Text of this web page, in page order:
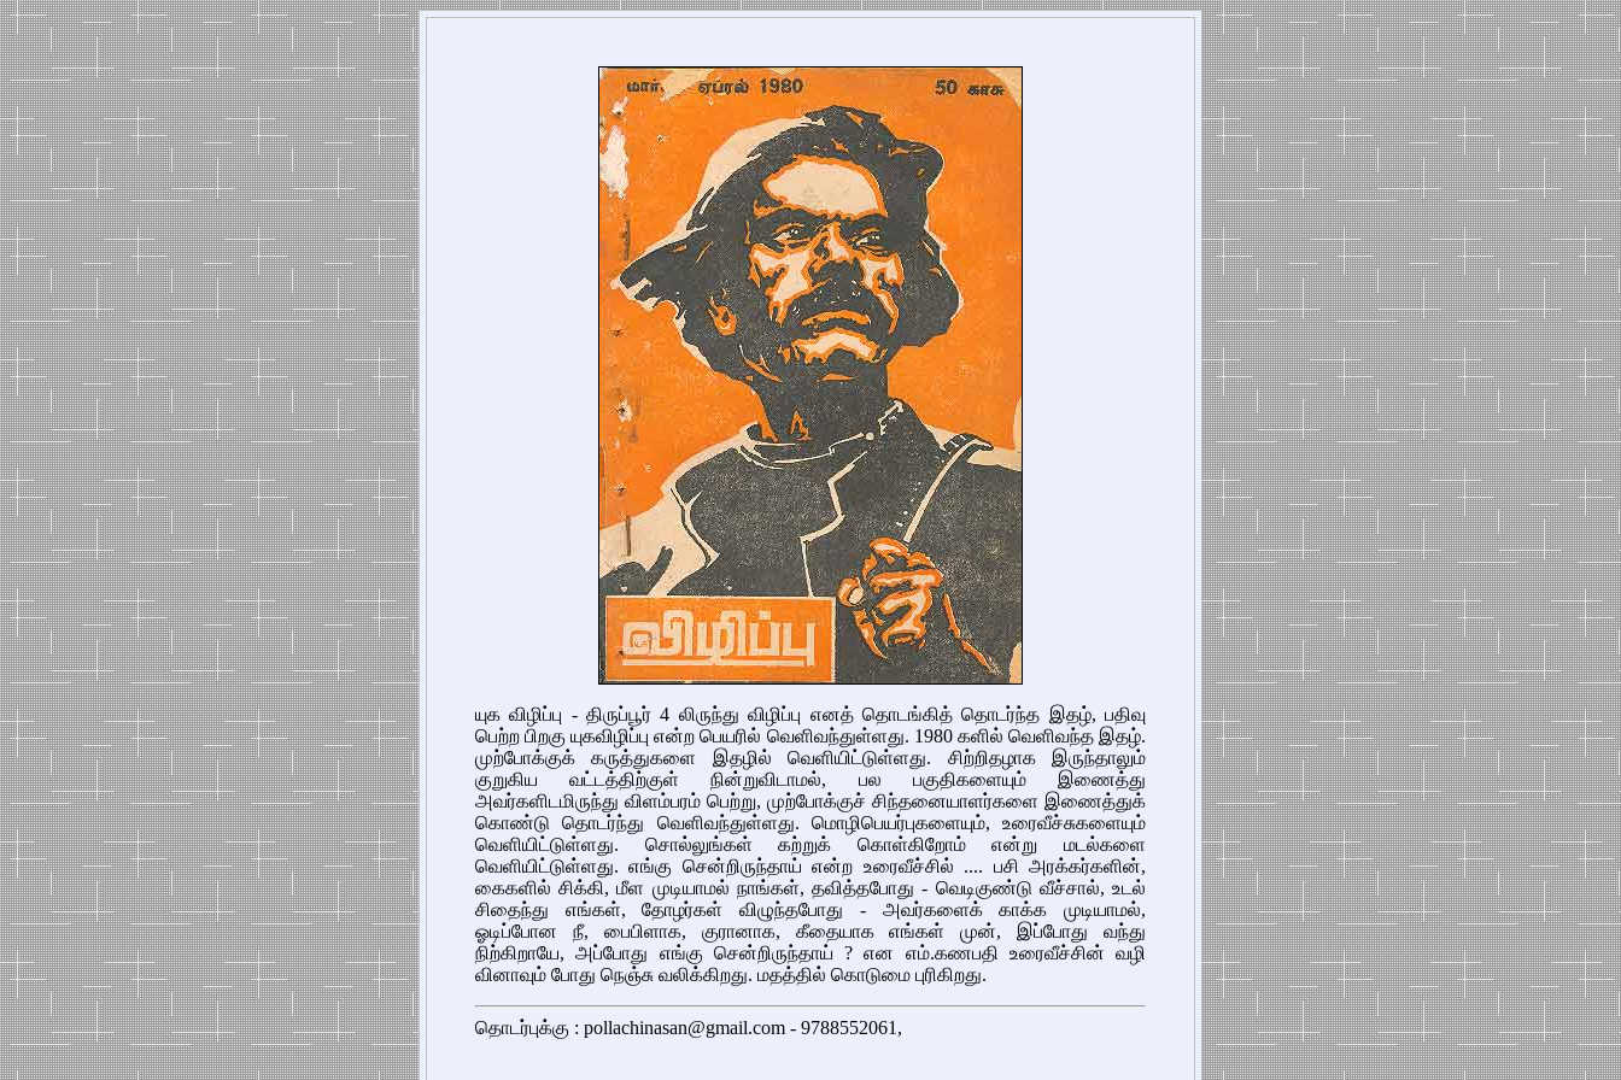
யுக விழிப்பு - திருப்பூர் 4 லிருந்து விழிப்பு எனத் தொடங்கித் தொடர்ந்த இதழ், பதிவு
பெற்ற பிறகு யுகவிழிப்பு என்ற பெயரில் வெளிவந்துள்ளது. 1980 களில் வெளிவந்த இதழ்.
முற்போக்குக் கருத்துகளை இதழில் வெளியிட்டுள்ளது. சிற்றிதழாக இருந்தாலும்
குறுகிய வட்டத்திற்குள் நின்றுவிடாமல், பல பகுதிகளையும் இணைத்து
அவர்களிடமிருந்து விளம்பரம் பெற்று, முற்போக்குச் சிந்தனையாளர்களை இணைத்துக்
கொண்டு தொடர்ந்து வெளிவந்துள்ளது. மொழிபெயர்புகளையும், உரைவீச்சுகளையும்
வெளியிட்டுள்ளது. சொல்லுங்கள் கற்றுக் கொள்கிறோம் என்று மடல்களை
வெளியிட்டுள்ளது. எங்கு சென்றிருந்தாய் என்ற உரைவீச்சில் .... பசி அரக்கர்களின்,
கைகளில் சிக்கி, மீள முடியாமல் நாங்கள், தவித்தபோது - வெடிகுண்டு வீச்சால், உடல்
சிதைந்து எங்கள், தோழர்கள் விழுந்தபோது - அவர்களைக் காக்க முடியாமல்,
ஓடிப்போன நீ, பைபிளாக, குரானாக, கீதையாக எங்கள் முன், இப்போது வந்து
நிற்கிறாயே, அப்போது எங்கு சென்றிருந்தாய் ? என எம்.கணபதி உரைவீச்சின் வழி
வினாவும் போது நெஞ்சு வலிக்கிறது. மதத்தில் கொடுமை புரிகிறது.
தொடர்புக்கு : pollachinasan@gmail.com - 9788552061,